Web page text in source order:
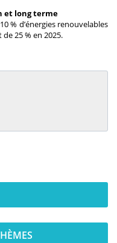
et long terme
% d’énergies renouvelables
25 % en 2025.